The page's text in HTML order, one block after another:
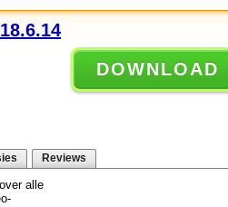
DOWNLOAD
Reviews
alle